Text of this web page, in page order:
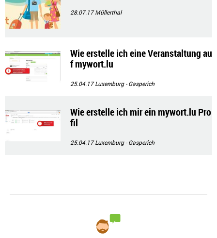
28.07.17Müllerthal
Wie erstelle ich eine Veranstaltung au
f mywort.lu
25.04.17Luxemburg - Gasperich
Wie erstelle ich mir ein mywort.lu Pro
fil
25.04.17Luxemburg - Gasperich